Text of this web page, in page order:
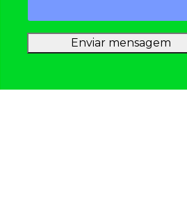
Enviar mensagem